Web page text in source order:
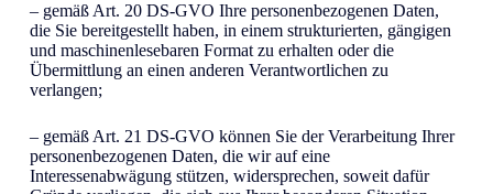
– gemäß Art. 20 DS-GVO Ihre personenbezogenen Daten,
die Sie bereitgestellt haben, in einem strukturierten, gängigen
und maschinenlesebaren Format zu erhalten oder die
Übermittlung an einen anderen Verantwortlichen zu
verlangen;
– gemäß Art. 21 DS-GVO können Sie der Verarbeitung Ihrer
personenbezogenen Daten, die wir auf eine
Interessenabwägung stützen, widersprechen, soweit dafür